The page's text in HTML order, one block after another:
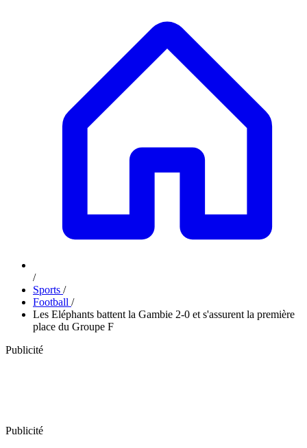
/
Sports /
Football /
Les Eléphants battent la Gambie 2-0 et s'assurent la première
place du Groupe F
Publicité
Publicité